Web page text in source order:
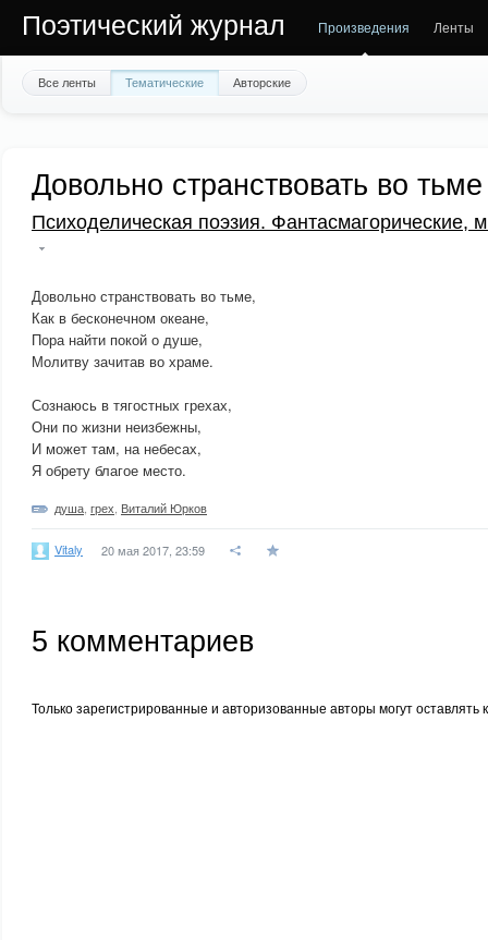
Поэтический журнал Произведения Ленты
Все ленты Тематические Авторские
Довольно странствовать во тьме
Психоделическая поэзия. Фантасмагорические,
Довольно странствовать во тьме,
Как в бесконечном океане,
Пора найти покой о душе,
Молитву зачитав во храме.
Сознаюсь в тягостных грехах,
Они по жизни неизбежны,
И может там, на небесах,
Я обрету благое место.
душа грех Виталий Юрков
Vitaly 20 мая 2017, 23:59
5 комментариев
Только зарегистрированные и авторизованные авторы могут оставлять